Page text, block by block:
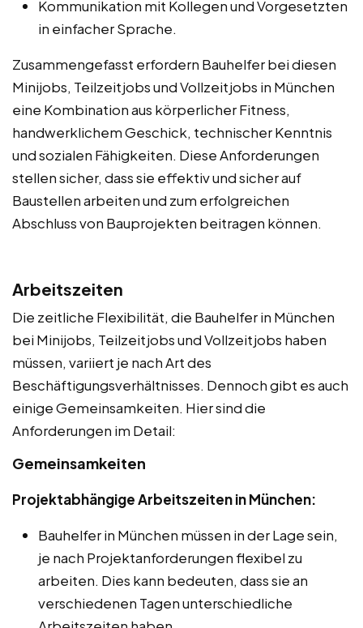
Kommunikation mit Kollegen und Vorgesetzten
in einfacher Sprache.
Zusammengefasst erfordern Bauhelfer bei diesen
Minijobs, Teilzeitjobs und Vollzeitjobs in München
eine Kombination aus körperlicher Fitness,
handwerklichem Geschick, technischer Kenntnis
und sozialen Fähigkeiten. Diese Anforderungen
stellen sicher, dass sie effektiv und sicher auf
Baustellen arbeiten und zum erfolgreichen
Abschluss von Bauprojekten beitragen können.
Arbeitszeiten
Die zeitliche Flexibilität, die Bauhelfer in München
bei Minijobs, Teilzeitjobs und Vollzeitjobs haben
müssen, variiert je nach Art des
Beschäftigungsverhältnisses. Dennoch gibt es auch
einige Gemeinsamkeiten. Hier sind die
Anforderungen im Detail:
Gemeinsamkeiten
Projektabhängige Arbeitszeiten in München:
Bauhelfer in München müssen in der Lage sein,
je nach Projektanforderungen flexibel zu
arbeiten. Dies kann bedeuten, dass sie an
verschiedenen Tagen unterschiedliche